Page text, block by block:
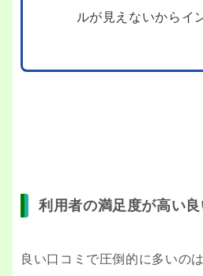
ルが見えないからイ
利用者の満足度が高い
良い口コミで圧倒的に多いの